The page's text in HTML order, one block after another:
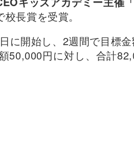
長賞を受賞。
に開始し、2週間で目標金
50,000円に対し、合計